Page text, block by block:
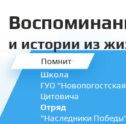
и истории из
Помнит
Школа
ГУО
Цитовича
Отряд
"Наследники Победы"